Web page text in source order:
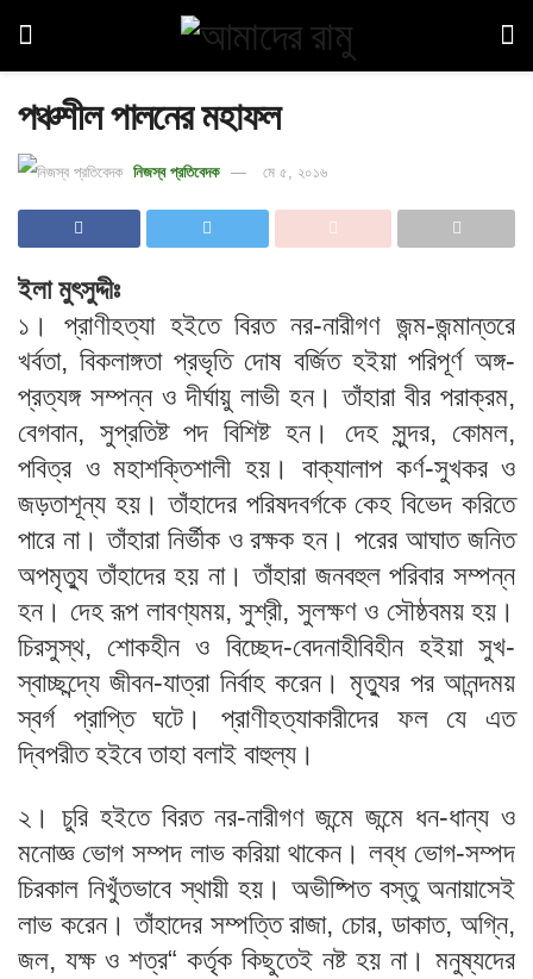
পঞ্চশীল পালনের মহাফল
নিজস্ব প্রতিবেদক মে ৫, ২০১৬
ইলা মুৎসুদ্দীঃ
১। প্রাণীহত্যা হইতে বিরত নর-নারীগণ জন্ম-জন্মান্তরে
খর্বতা, বিকলাঙ্গতা প্রভৃতি দোষ বর্জিত হইয়া পরিপূর্ণ অঙ্গ-
প্রত্যঙ্গ সম্পন্ন ও দীর্ঘায়ু লাভী হন। তাঁহারা বীর পরাক্রম,
বেগবান, সুপ্রতিষ্ট পদ বিশিষ্ট হন। দেহ সুন্দর, কোমল,
পবিত্র ও মহাশক্তিশালী হয়। বাক্যালাপ কর্ণ-সুখকর ও
জড়তাশূন্য হয়। তাঁহাদের পরিষদবর্গকে কেহ বিভেদ করিতে
পারে না। তাঁহারা নির্ভীক ও রক্ষক হন। পরের আঘাত জনিত
অপমৃত্যু তাঁহাদের হয় না। তাঁহারা জনবহুল পরিবার সম্পন্ন
হন। দেহ রূপ লাবণ্যময়, সুশ্রী, সুলক্ষণ ও সৌষ্ঠবময় হয়।
চিরসুস্থ, শোকহীন ও বিচ্ছেদ-বেদনাহীবিহীন হইয়া সুখ-
স্বাচ্ছন্দ্যে জীবন-যাত্রা নির্বাহ করেন। মৃত্যুর পর আনন্দময়
স্বর্গ প্রাপ্তি ঘটে। প্রাণীহত্যাকারীদের ফল যে এত
দ্বিপরীত হইবে তাহা বলাই বাহুল্য।
২। চুরি হইতে বিরত নর-নারীগণ জন্মে জন্মে ধন-ধান্য ও
মনোজ্ঞ ভোগ সম্পদ লাভ করিয়া থাকেন। লব্ধ ভোগ-সম্পদ
চিরকাল নিখুঁতভাবে স্থায়ী হয়। অভীষ্পিত বস্তু অনায়াসেই
লাভ করেন। তাঁহাদের সম্পত্তি রাজা, চোর, ডাকাত, অগ্নি,
জল, যক্ষ ও শত্র“ কর্তৃক কিছুতেই নষ্ট হয় না। মনুষ্যদের